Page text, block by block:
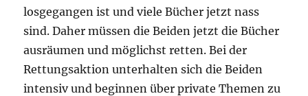
losgegangen ist und viele Bücher jetzt nass
sind. Daher müssen die Beiden jetzt die Bücher
ausräumen und möglichst retten. Bei der
Rettungsaktion unterhalten sich die Beiden
intensiv und beginnen über private Themen zu